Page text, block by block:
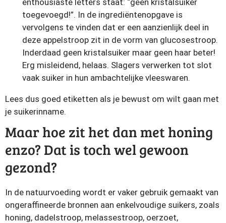
enthousiaste letters staat: “geen kristalsuiker
toegevoegd!”. In de ingrediëntenopgave is
vervolgens te vinden dat er een aanzienlijk deel in
deze appelstroop zit in de vorm van glucosestroop.
Inderdaad geen kristalsuiker maar geen haar beter!
Erg misleidend, helaas. Slagers verwerken tot slot
vaak suiker in hun ambachtelijke vleeswaren.
Lees dus goed etiketten als je bewust om wilt gaan met
je suikerinname.
Maar hoe zit het dan met honing
enzo? Dat is toch wel gewoon
gezond?
In de natuurvoeding wordt er vaker gebruik gemaakt van
ongeraffineerde bronnen aan enkelvoudige suikers, zoals
honing, dadelstroop, melassestroop, oerzoet,